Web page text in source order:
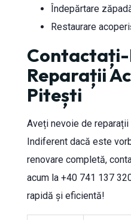
Îndepărtare
Restaurare
Contactați-
Reparații
Pitești
Aveți nevoie de
Indiferent dacă este
renovare completă,
acum la +40 741 137
rapidă și eficientă!